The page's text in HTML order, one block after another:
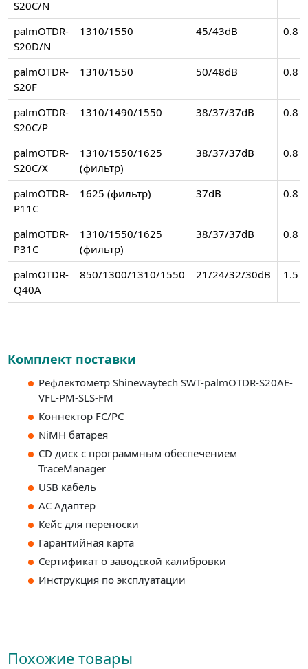
S20C/N
palmOTDR-
S20D/N
1310/1550 45/43dB 0.8
palmOTDR-
S20F
1310/1550 50/48dB 0.8
palmOTDR-
S20C/P
1310/1490/1550 38/37/37dB 0.8
palmOTDR-
S20C/X
1310/1550/1625
(фильтр)
38/37/37dB 0.8
palmOTDR-
P11C
1625 (фильтр) 37dB 0.8
palmOTDR-
P31C
1310/1550/1625
(фильтр)
38/37/37dB 0.8
palmOTDR-
Q40A
850/1300/1310/1550 21/24/32/30dB 1.5
Комплект поставки
Рефлектометр Shinewaytech SWT-palmOTDR-S20AE-
VFL-PM-SLS-FM
Коннектор FC/PC
NiMH батарея
CD диск с программным обеспечением
TraceManager
USB кабель
АС Адаптер
Кейс для переноски
Гарантийная карта
Сертификат о заводской калибровки
Инструкция по эксплуатации
Похожие товары